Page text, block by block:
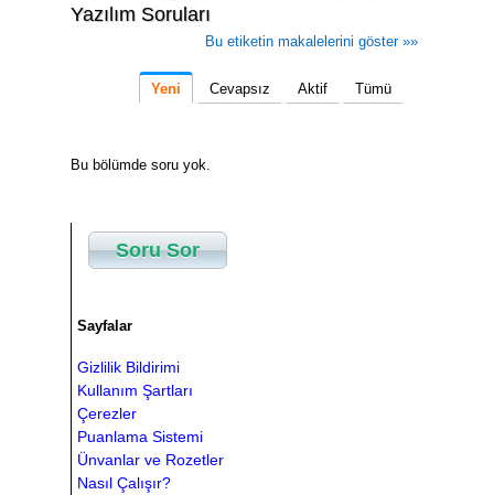
Yazılım Soruları
Bu etiketin makalelerini göster »»
Yeni Cevapsız Aktif Tümü
Bu bölümde soru yok.
Soru Sor
Sayfalar
Gizlilik Bildirimi
Kullanım Şartları
Çerezler
Puanlama Sistemi
Ünvanlar ve Rozetler
Nasıl Çalışır?